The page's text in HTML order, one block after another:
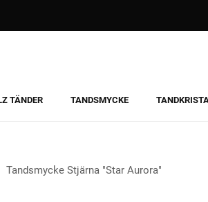
TÄNDER TANDSMYCKE
Tandsmycke Stjärna "Star Aurora"